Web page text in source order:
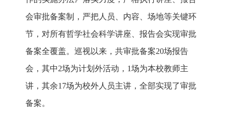
会审批备案制，严把人员、内容、场地等关键环
节，对所有哲学社会科学讲座、报告会实现审批
备案全覆盖。巡视以来，共审批备案20场报告
会，其中2场为计划外活动，1场为本校教师主
讲，其余17场为校外人员主讲，全部实现了审批
备案。